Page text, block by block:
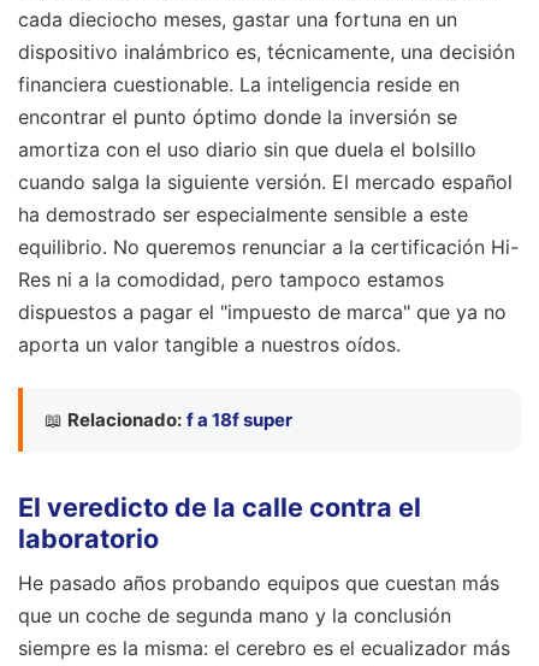
cada dieciocho meses, gastar una fortuna en un
dispositivo inalámbrico es, técnicamente, una decisión
financiera cuestionable. La inteligencia reside en
encontrar el punto óptimo donde la inversión se
amortiza con el uso diario sin que duela el bolsillo
cuando salga la siguiente versión. El mercado español
ha demostrado ser especialmente sensible a este
equilibrio. No queremos renunciar a la certificación Hi-
Res ni a la comodidad, pero tampoco estamos
dispuestos a pagar el "impuesto de marca" que ya no
aporta un valor tangible a nuestros oídos.
📖 Relacionado: f a 18f super
El veredicto de la calle contra el
laboratorio
He pasado años probando equipos que cuestan más
que un coche de segunda mano y la conclusión
siempre es la misma: el cerebro es el ecualizador más